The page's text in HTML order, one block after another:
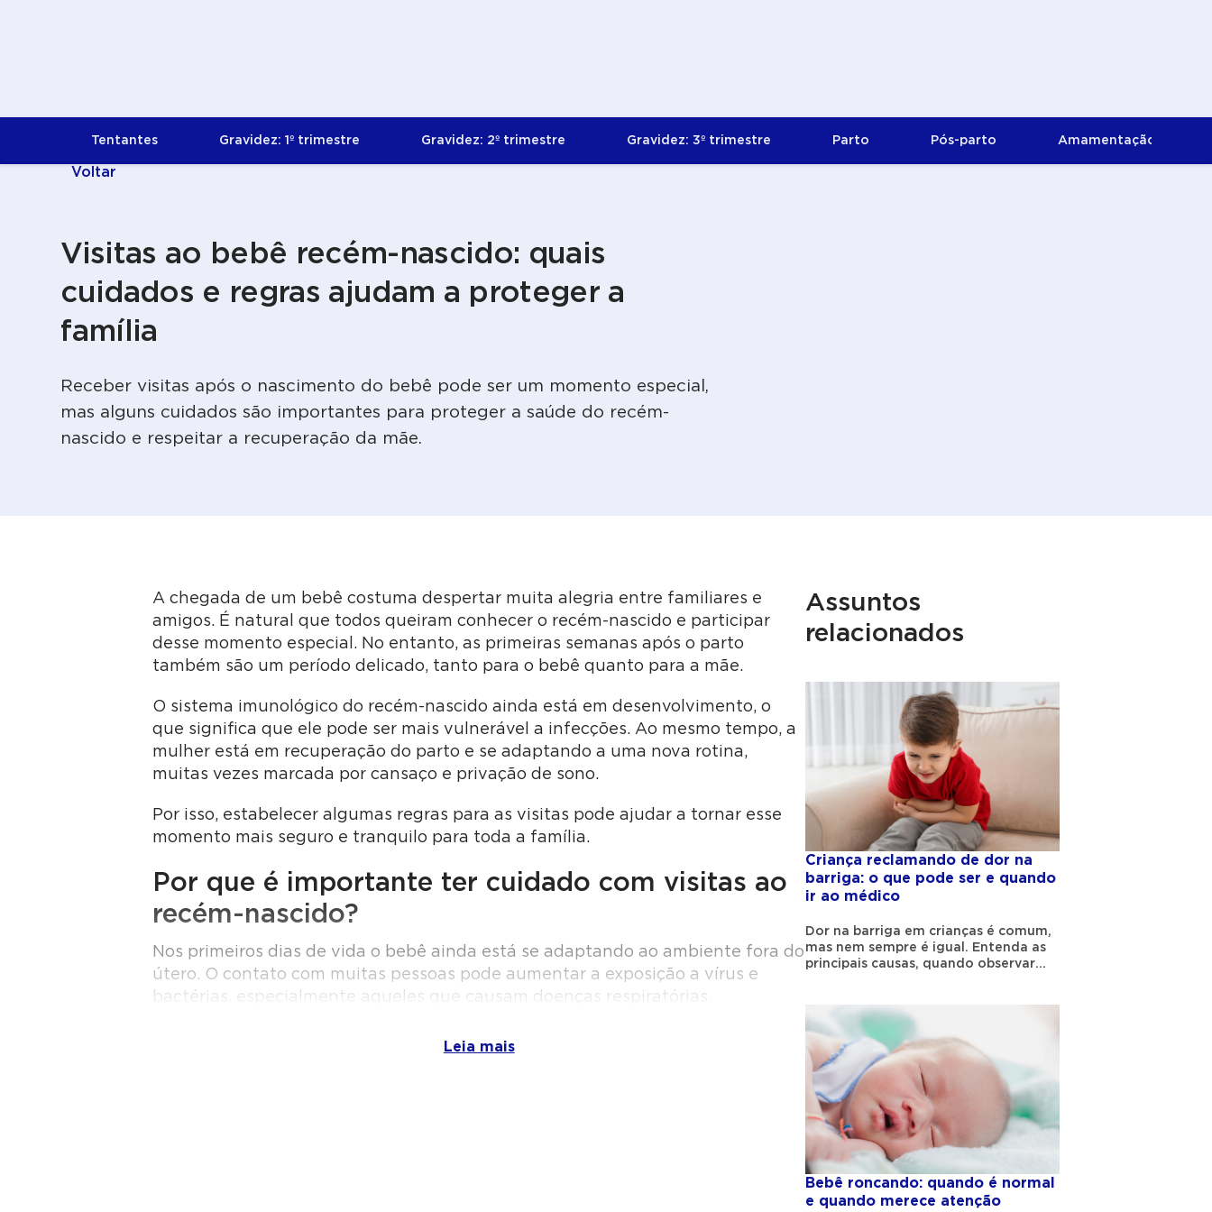
Tentantes Gravidez: 1º trimestre Gravidez: 2º trimestre Gravidez: 3º trimestre Parto Pós-parto Amamentação
Voltar
Visitas ao bebê recém-nascido: quais
cuidados e regras ajudam a proteger a
família
Receber visitas após o nascimento do bebê pode ser um momento especial,
mas alguns cuidados são importantes para proteger a saúde do recém-
nascido e respeitar a recuperação da mãe.
A chegada de um bebê costuma despertar muita alegria entre familiares e
amigos. É natural que todos queiram conhecer o recém-nascido e participar
desse momento especial. No entanto, as primeiras semanas após o parto
também são um período delicado, tanto para o bebê quanto para a mãe.
O sistema imunológico do recém-nascido ainda está em desenvolvimento, o
que significa que ele pode ser mais vulnerável a infecções. Ao mesmo tempo, a
mulher está em recuperação do parto e se adaptando a uma nova rotina,
muitas vezes marcada por cansaço e privação de sono.
Por isso, estabelecer algumas regras para as visitas pode ajudar a tornar esse
momento mais seguro e tranquilo para toda a família.
Por que é importante ter cuidado com visitas ao
recém-nascido?
Nos primeiros dias de vida o bebê ainda está se adaptando ao ambiente fora do
útero. O contato com muitas pessoas pode aumentar a exposição a vírus e
bactérias, especialmente aqueles que causam doenças respiratórias.
Resfriados, gripe e outras infecções que em adultos costumam ser leves podem
Leia mais
Assuntos
relacionados
Criança reclamando de dor na
barriga: o que pode ser e quando
ir ao médico
Dor na barriga em crianças é comum,
mas nem sempre é igual. Entenda as
principais causas, quando observar
Bebê roncando: quando é normal
e quando merece atenção